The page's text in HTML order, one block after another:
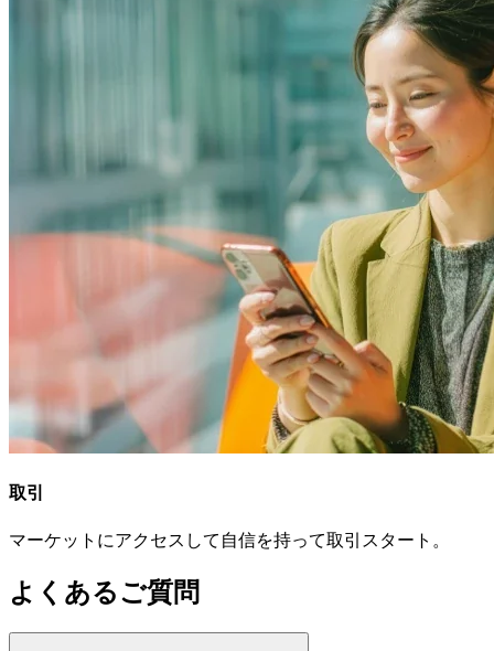
取引
マーケットにアクセスして 自信を持って取引スタート。
よく あるご質問